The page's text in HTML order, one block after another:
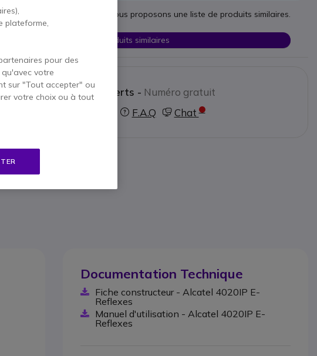
à vos besoins, nous vous proposons une liste de produits similaires.
Voir les produits similaires
Contactez nos experts - Numéro gratuit
F.A.Q Chat
Documentation Technique
Fiche constructeur - Alcatel 4020IP E-
Reflexes
Manuel d'utilisation - Alcatel 4020IP E-
Reflexes
plateforme,
pour des
votre
sur "Tout accepter" ou
votre choix ou à tout